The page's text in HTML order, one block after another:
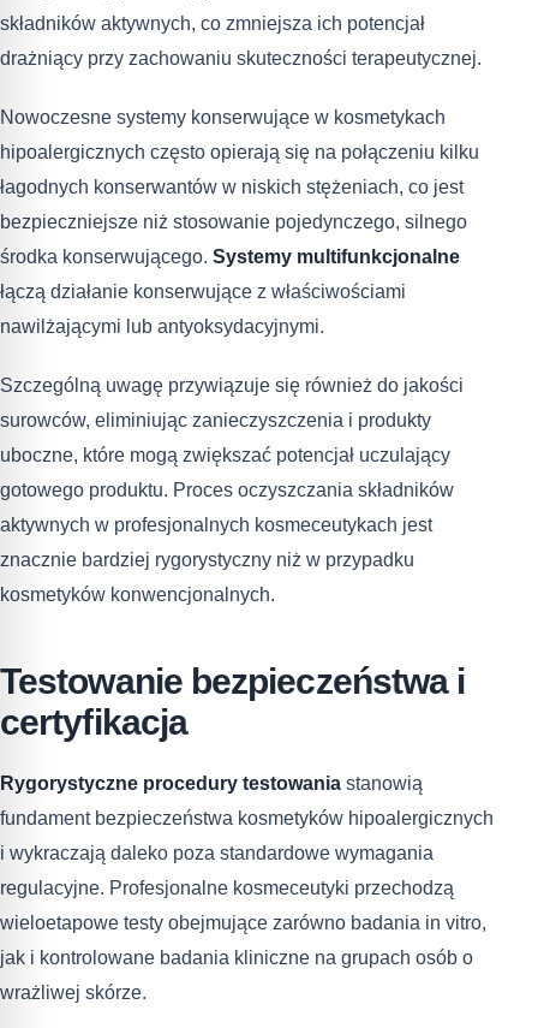
składników aktywnych, co zmniejsza ich potencjał
drażniący przy zachowaniu skuteczności terapeutycznej.
Nowoczesne systemy konserwujące w kosmetykach
hipoalergicznych często opierają się na połączeniu kilku
łagodnych konserwantów w niskich stężeniach, co jest
bezpieczniejsze niż stosowanie pojedynczego, silnego
środka konserwującego. Systemy multifunkcjonalne
łączą działanie konserwujące z właściwościami
nawilżającymi lub antyoksydacyjnymi.
Szczególną uwagę przywiązuje się również do jakości
surowców, eliminiując zanieczyszczenia i produkty
uboczne, które mogą zwiększać potencjał uczulający
gotowego produktu. Proces oczyszczania składników
aktywnych w profesjonalnych kosmeceutykach jest
znacznie bardziej rygorystyczny niż w przypadku
kosmetyków konwencjonalnych.
Testowanie bezpieczeństwa i
certyfikacja
Rygorystyczne procedury testowania stanowią
fundament bezpieczeństwa kosmetyków hipoalergicznych
i wykraczają daleko poza standardowe wymagania
regulacyjne. Profesjonalne kosmeceutyki przechodzą
wieloetapowe testy obejmujące zarówno badania in vitro,
jak i kontrolowane badania kliniczne na grupach osób o
wrażliwej skórze.